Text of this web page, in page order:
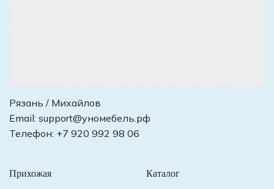
Рязань / Михайлов
Email: support@уномебель.рф
Телефон: +7 920 992 98 06
Прихожая Каталог